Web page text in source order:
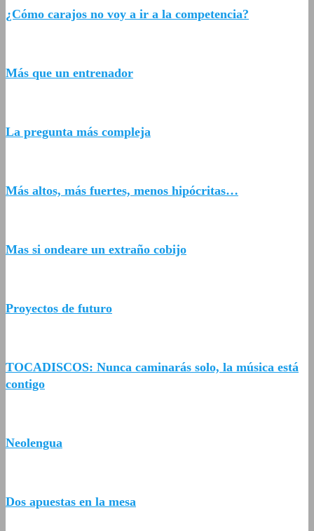
¿Cómo carajos no voy a ir a la competencia?
Más que un entrenador
La pregunta más compleja
Más altos, más fuertes, menos hipócritas…
Mas si ondeare un extraño cobijo
Proyectos de futuro
TOCADISCOS: Nunca caminarás solo, la música está
contigo
Neolengua
Dos apuestas en la mesa